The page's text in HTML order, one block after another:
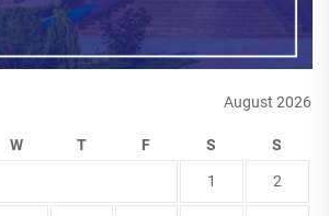
August 2026
W T F S S
1 2